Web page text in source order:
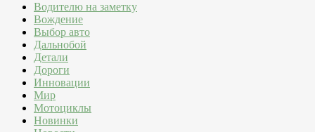
Водителю на заметку
Вождение
Выбор авто
Дальнобой
Детали
Дороги
Инновации
Мир
Мотоциклы
Новинки